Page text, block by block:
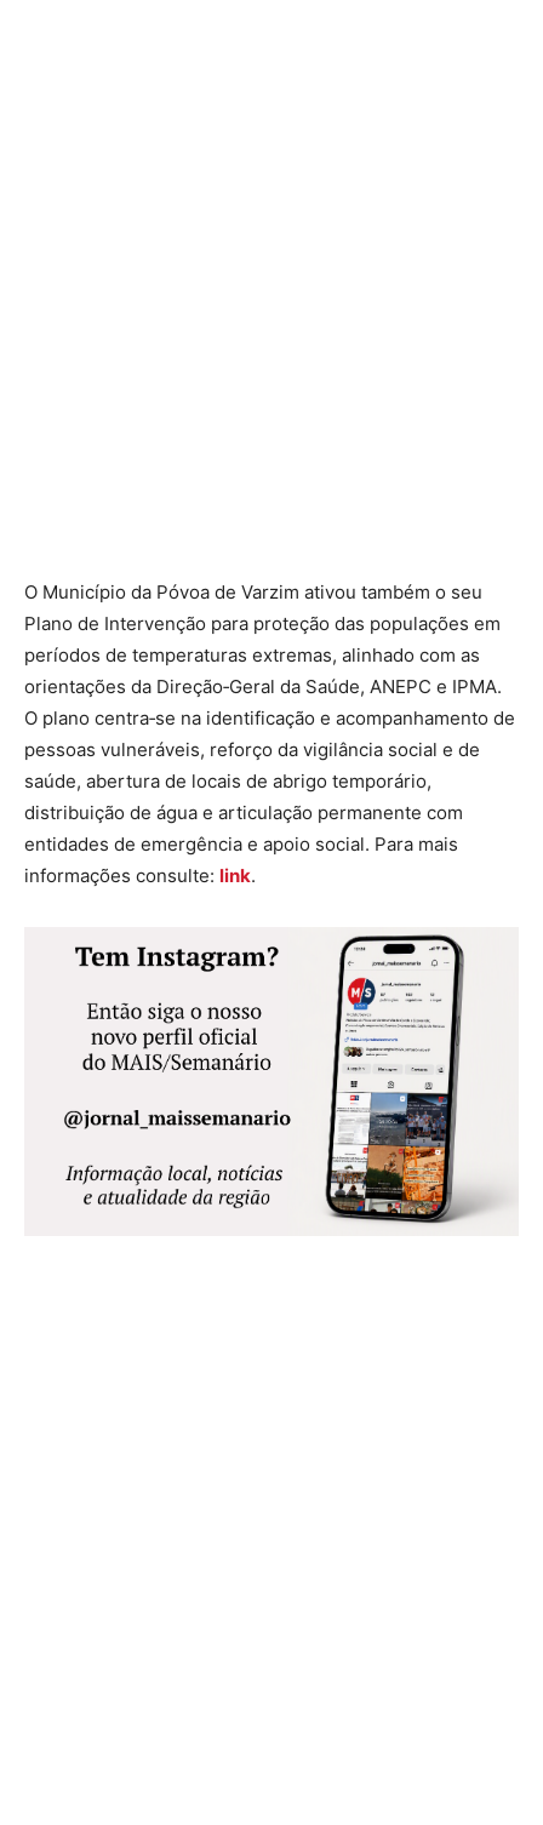
O Município da Póvoa de Varzim ativou também o seu
Plano de Intervenção para proteção das populações em
períodos de temperaturas extremas, alinhado com as
orientações da Direção‑Geral da Saúde, ANEPC e IPMA.
O plano centra‑se na identificação e acompanhamento de
pessoas vulneráveis, reforço da vigilância social e de
saúde, abertura de locais de abrigo temporário,
distribuição de água e articulação permanente com
entidades de emergência e apoio social. Para mais
informações consulte: link.